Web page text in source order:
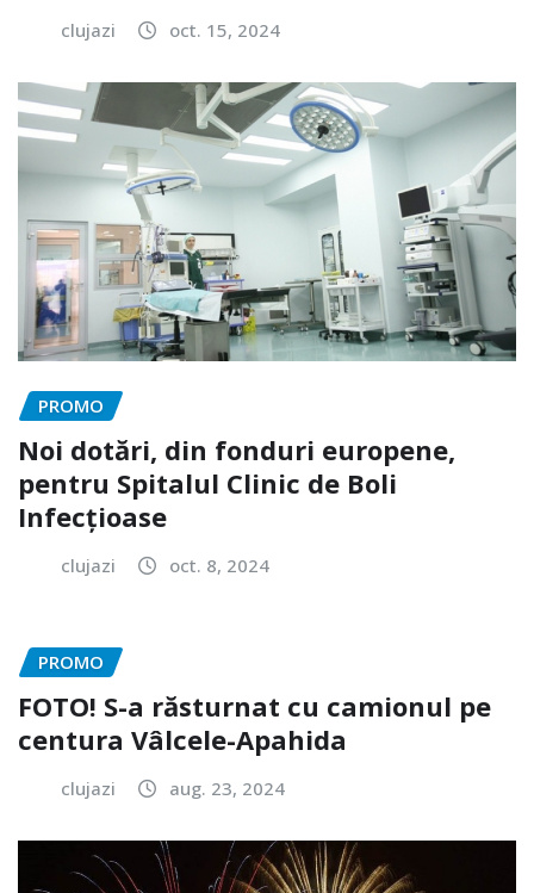
clujazi oct. 15, 2024
PROMO
Noi dotări, din fonduri europene,
pentru Spitalul Clinic de Boli
Infecțioase
clujazi oct. 8, 2024
PROMO
FOTO! S-a răsturnat cu camionul pe
centura Vâlcele-Apahida
clujazi aug. 23, 2024